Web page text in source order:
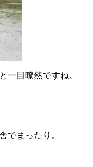
一目瞭然ですね。
でまったり。